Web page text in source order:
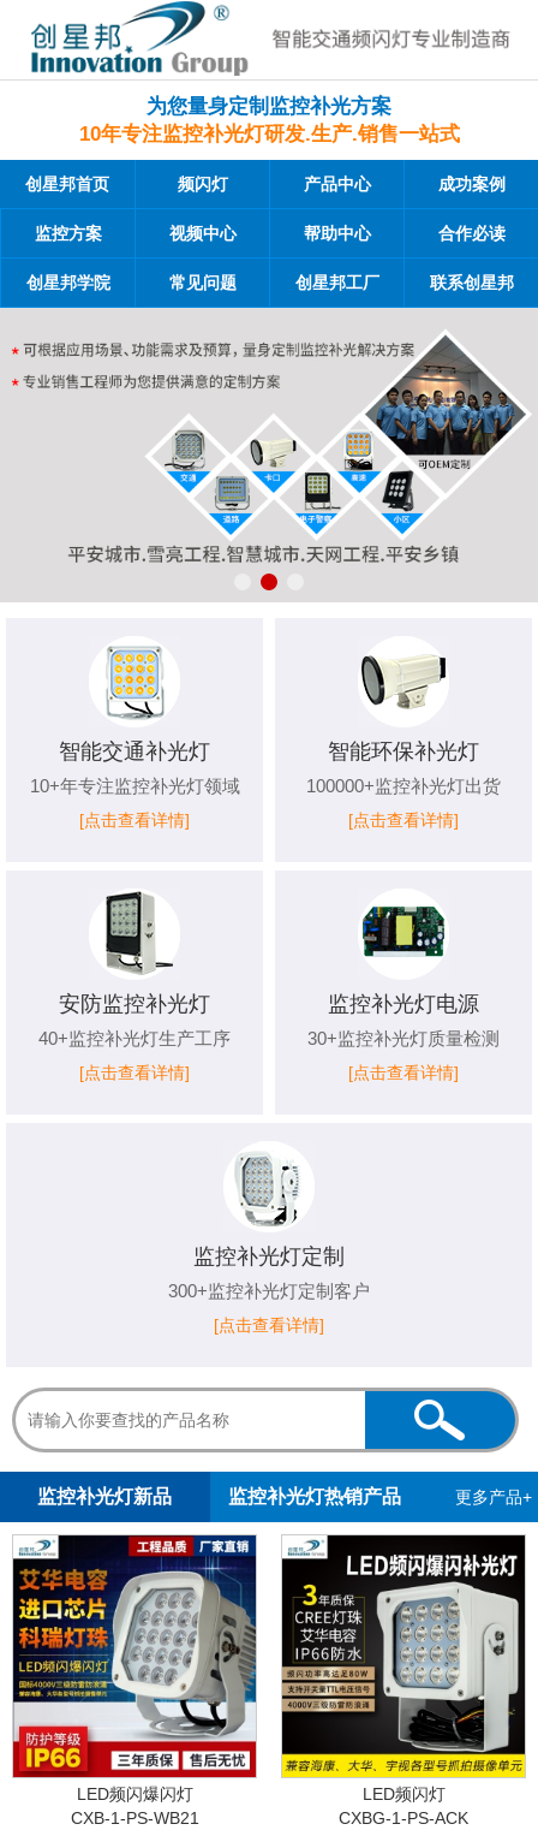
为您量身定制监控补光方案
10年专注监控补光灯研发.生产.销售一站式
创星邦首页 频闪灯 产品中心 成功案例
监控方案 视频中心 帮助中心 合作必读
创星邦学院 常见问题 创星邦工厂 联系创星邦
智能交通补光灯
10+年专注监控补光灯领域
[点击查看详情]
智能环保补光灯
100000+监控补光灯出货
[点击查看详情]
安防监控补光灯
40+监控补光灯生产工序
[点击查看详情]
监控补光灯电源
30+监控补光灯质量检测
[点击查看详情]
监控补光灯定制
300+监控补光灯定制客户
[点击查看详情]
监控补光灯新品 监控补光灯热销产品 更多产品+
LED频闪爆闪灯
CXB-1-PS-WB21
LED频闪灯
CXBG-1-PS-ACK